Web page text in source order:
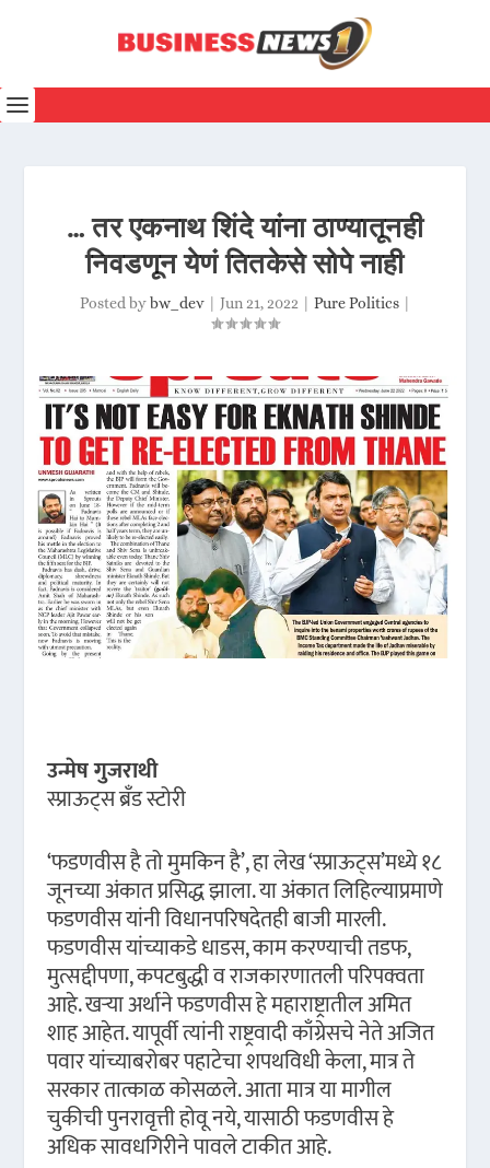
… तर एकनाथ शिंदे यांना ठाण्यातूनही
निवडणून येणं तितकेसे सोपे नाही
Posted bybw_dev| Jun 21, 2022 Pure Politics|
उन्मेष गुजराथी
स्प्राऊट्स ब्रँड स्टोरी
‘फडणवीस है तो मुमकिन है’, हा लेख ‘स्प्राऊट्स’मध्ये १८
जूनच्या अंकात प्रसिद्ध झाला. या अंकात लिहिल्याप्रमाणे
फडणवीस यांनी विधानपरिषदेतही बाजी मारली.
फडणवीस यांच्याकडे धाडस, काम करण्याची तडफ,
मुत्सद्दीपणा, कपटबुद्धी व राजकारणातली परिपक्वता
आहे. खऱ्या अर्थाने फडणवीस हे महाराष्ट्रातील अमित
शाह आहेत. यापूर्वी त्यांनी राष्ट्रवादी काँग्रेसचे नेते अजित
पवार यांच्याबरोबर पहाटेचा शपथविधी केला, मात्र ते
सरकार तात्काळ कोसळले. आता मात्र या मागील
चुकीची पुनरावृत्ती होवू नये, यासाठी फडणवीस हे
अधिक सावधगिरीने पावले टाकीत आहे.